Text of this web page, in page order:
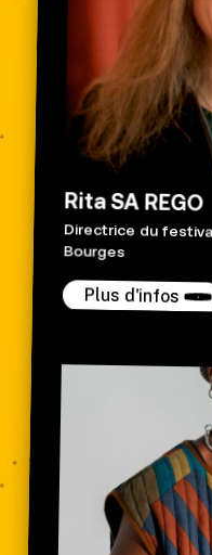
Rita SA REGO
Directrice du
Bourges
Plus d'infos